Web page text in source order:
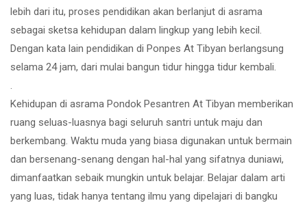
lebih dari itu, proses pendidikan akan berlanjut di asrama
sebagai sketsa kehidupan dalam lingkup yang lebih kecil.
Dengan kata lain pendidikan di Ponpes At Tibyan berlangsung
selama 24 jam, dari mulai bangun tidur hingga tidur kembali.
.
Kehidupan di asrama Pondok Pesantren At Tibyan memberikan
ruang seluas-luasnya bagi seluruh santri untuk maju dan
berkembang. Waktu muda yang biasa digunakan untuk bermain
dan bersenang-senang dengan hal-hal yang sifatnya duniawi,
dimanfaatkan sebaik mungkin untuk belajar. Belajar dalam arti
yang luas, tidak hanya tentang ilmu yang dipelajari di bangku